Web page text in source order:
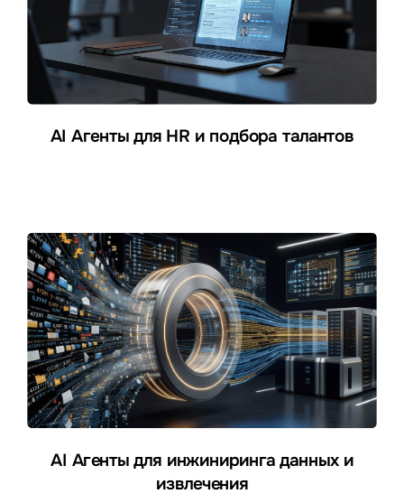
AI Агенты для HR и подбора талантов
AI Агенты для инжиниринга данных и
извлечения